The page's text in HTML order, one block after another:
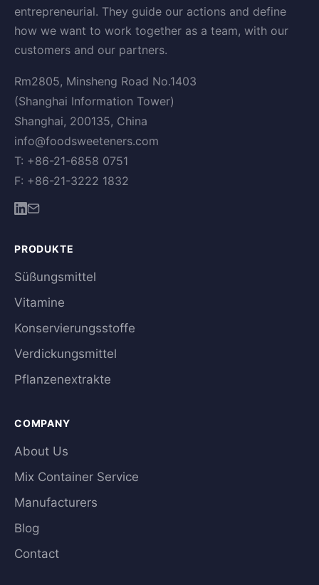
entrepreneurial. They guide our actions and define
how we want to work together as a team, with our
customers and our partners.
Rm2805, Minsheng Road No.1403
(Shanghai Information Tower)
Shanghai, 200135, China
info@foodsweeteners.com
T: +86-21-6858 0751
F: +86-21-3222 1832
PRODUKTE
Süßungsmittel
Vitamine
Konservierungsstoffe
Verdickungsmittel
Pflanzenextrakte
COMPANY
About Us
Mix Container Service
Manufacturers
Blog
Contact